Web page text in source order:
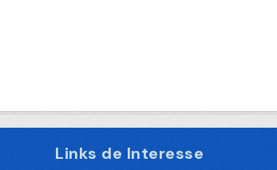
Links de Interesse